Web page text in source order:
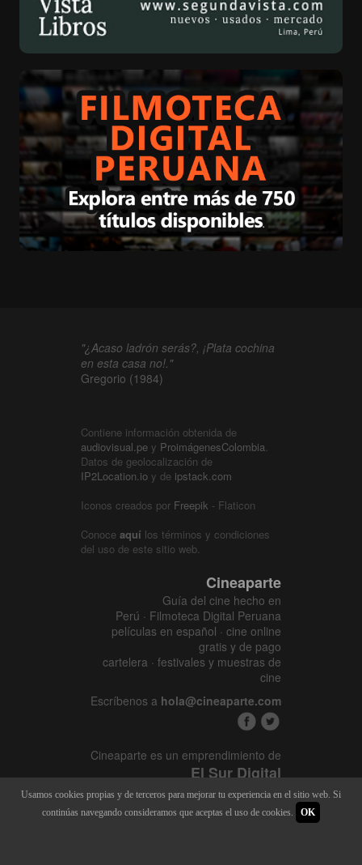
"¿Acaso ladrón serás?, ¡Plata cochina
en esta casa no!."
Gregorio (1984)
Contiene información obtenida de
audiovisual.pe y ProimágenesColombia.
Datos de geolocalización de
IP2Location.io y de ipstack.com
Iconos creados por Freepik - Flaticon
Conoce aquí los términos y condiciones
del uso de este sitio web.
Cineaparte
Guía del cine hecho en
Perú · Filmoteca Digital Peruana
películas en español · cine online
gratis y de pago
cartelera · festivales y muestras de
cine
Escríbenos a hola@cineaparte.com
Cineaparte es un emprendimiento de
El Sur Digital
www.elsurcine.com
Desarrollado porSALA247
Usamos cookies propias y de terceros para mejorar tu experiencia en el sitio web. Si
continúas navegando consideramos que aceptas el uso de cookies.
OK